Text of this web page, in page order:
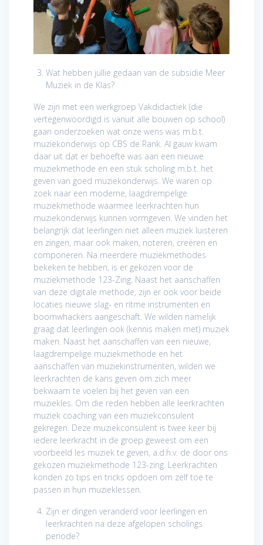
Wat hebben jullie gedaan van de subsidie Meer
Muziek in de Klas?
We zijn met een werkgroep Vakdidactiek (die
vertegenwoordigd is vanuit alle bouwen op school)
gaan onderzoeken wat onze wens was m.b.t.
muziekonderwijs op CBS de Rank. Al gauw kwam
daar uit dat er behoefte was aan een nieuwe
muziekmethode en een stuk scholing m.b.t. het
geven van goed muziekonderwijs. We waren op
zoek naar een moderne, laagdrempelige
muziekmethode waarmee leerkrachten hun
muziekonderwijs kunnen vormgeven. We vinden het
belangrijk dat leerlingen niet alleen muziek luisteren
en zingen, maar ook maken, noteren, creëren en
componeren. Na meerdere muziekmethodes
bekeken te hebben, is er gekozen voor de
muziekmethode 123-Zing. Naast het aanschaffen
van deze digitale methode, zijn er ook voor beide
locaties nieuwe slag- en ritme instrumenten en
boomwhackers aangeschaft. We wilden namelijk
graag dat leerlingen ook (kennis maken met) muziek
maken. Naast het aanschaffen van een nieuwe,
laagdrempelige muziekmethode en het
aanschaffen van muziekinstrumenten, wilden we
leerkrachten de kans geven om zich meer
bekwaam te voelen bij het geven van een
muziekles. Om die reden hebben alle leerkrachten
muziek coaching van een muziekconsulent
gekregen. Deze muziekconsulent is twee keer bij
iedere leerkracht in de groep geweest om een
voorbeeld les muziek te geven, a.d.h.v. de door ons
gekozen muziekmethode 123-zing. Leerkrachten
konden zo tips en tricks opdoen om zelf toe te
passen in hun muzieklessen.
Zijn er dingen veranderd voor leerlingen en
leerkrachten na deze afgelopen scholings
periode?